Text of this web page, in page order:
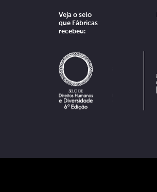
Veja o selo
que Fábricas
recebeu: